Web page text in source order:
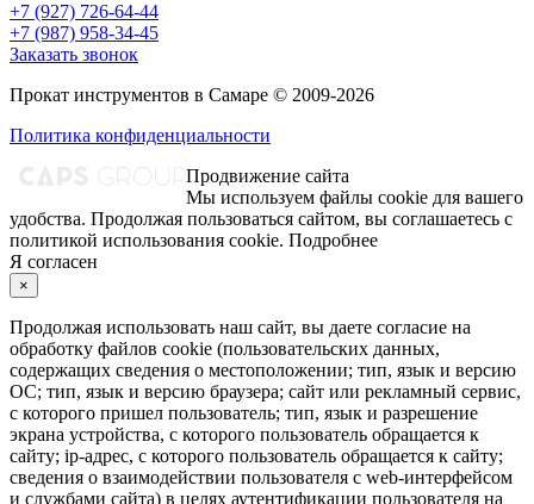
+7 (927) 726-64-44
+7 (987) 958-34-45
Заказать звонок
Прокат инструментов в Самаре © 2009-2026
Политика конфиденциальности
Продвижение сайта
Мы используем файлы cookie для вашего
удобства. Продолжая пользоваться сайтом, вы соглашаетесь с
политикой использования cookie. Подробнее
Я согласен
×
Продолжая использовать наш сайт, вы даете согласие на
обработку файлов cookie (пользовательских данных,
содержащих сведения о местоположении; тип, язык и версию
ОС; тип, язык и версию браузера; сайт или рекламный сервис,
с которого пришел пользователь; тип, язык и разрешение
экрана устройства, с которого пользователь обращается к
сайту; ip-адрес, с которого пользователь обращается к сайту;
сведения о взаимодействии пользователя с web-интерфейсом
и службами сайта) в целях аутентификации пользователя на